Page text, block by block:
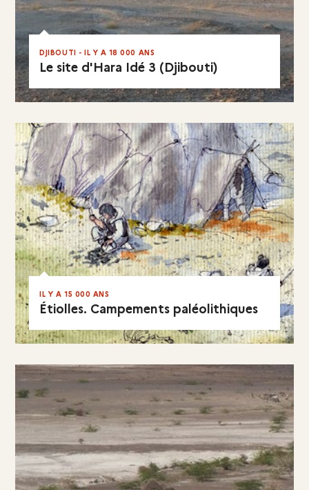
Le site d'Hara Idé 3 (Djibouti)
DJIBOUTI - IL Y A 18 000 ANS
EN RÉSUMÉ
Étiolles. Campements paléolithiques
IL Y A 15 000 ANS
VISITER LE SITE
EN RÉSUMÉ